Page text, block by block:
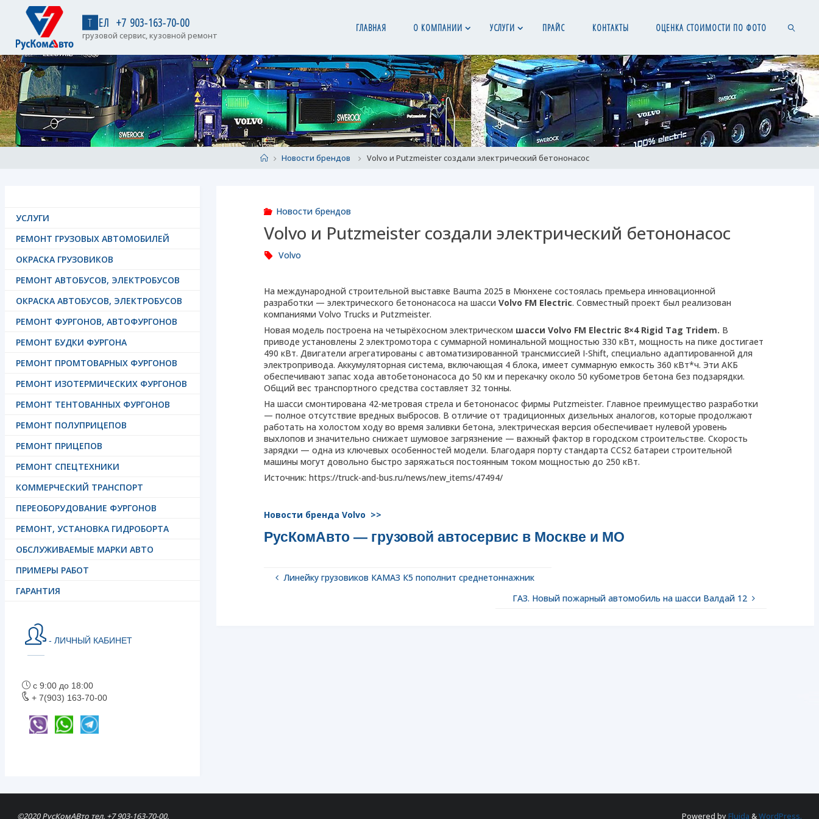
Т ЕЛ +7 903-163-70-00
грузовой сервис, кузовной ремонт
ГЛАВНАЯ О КОМПАНИИ УСЛУГИ ПРАЙС КОНТАКТЫ ОЦЕНКА СТОИМОСТИ ПО ФОТО
SEARCH
HomeНовости брендов Volvo и Putzmeister создали электрический бетононасос
Новости брендов
Volvo и Putzmeister создали электрический бетононасос
Volvo
На международной строительной выставке Bauma 2025 в Мюнхене состоялась премьера инновационной
разработки — электрического бетононасоса на шассиVolvo FM Electric. Совместный проект был реализован
компаниями Volvo Trucks и Putzmeister.
Новая модель построена на четырёхосном электрическом шасси Volvo FM Electric 8×4 Rigid Tag Tridem. В
приводе установлены 2 электромотора с суммарной номинальной мощностью 330 кВт, мощность на пике достигает
490 кВт. Двигатели агрегатированы с автоматизированной трансмиссией I-Shift, специально адаптированной для
электропривода. Аккумуляторная система, включающая 4 блока, имеет суммарную емкость 360 кВт*ч. Эти АКБ
обеспечивают запас хода автобетононасоса до 50 км и перекачку около 50 кубометров бетона без подзарядки.
Общий вес транспортного средства составляет 32 тонны.
На шасси смонтирована 42-метровая стрела и бетононасос фирмы Putzmeister. Главное преимущество разработки
— полное отсутствие вредных выбросов. В отличие от традиционных дизельных аналогов, которые продолжают
работать на холостом ходу во время заливки бетона, электрическая версия обеспечивает нулевой уровень
выхлопов и значительно снижает шумовое загрязнение — важный фактор в городском строительстве. Скорость
зарядки — одна из ключевых особенностей модели. Благодаря порту стандарта CCS2 батареи строительной
машины могут довольно быстро заряжаться постоянным током мощностью до 250 кВт.
Источник: https://truck-and-bus.ru/news/new_items/47494/
Новости бренда Volvo >>
РусКомАвто — грузовой автосервис в Москве и МО
Линейку грузовиков КАМАЗ К5 пополнит среднетоннажник
ГАЗ. Новый пожарный автомобиль на шасси Валдай 12
УСЛУГИ
РЕМОНТ ГРУЗОВЫХ АВТОМОБИЛЕЙ
ОКРАСКА ГРУЗОВИКОВ
РЕМОНТ АВТОБУСОВ, ЭЛЕКТРОБУСОВ
ОКРАСКА АВТОБУСОВ, ЭЛЕКТРОБУСОВ
РЕМОНТ ФУРГОНОВ, АВТОФУРГОНОВ
РЕМОНТ БУДКИ ФУРГОНА
РЕМОНТ ПРОМТОВАРНЫХ ФУРГОНОВ
РЕМОНТ ИЗОТЕРМИЧЕСКИХ ФУРГОНОВ
РЕМОНТ ТЕНТОВАННЫХ ФУРГОНОВ
РЕМОНТ ПОЛУПРИЦЕПОВ
РЕМОНТ ПРИЦЕПОВ
РЕМОНТ СПЕЦТЕХНИКИ
КОММЕРЧЕСКИЙ ТРАНСПОРТ
ПЕРЕОБОРУДОВАНИЕ ФУРГОНОВ
РЕМОНТ, УСТАНОВКА ГИДРОБОРТА
ОБСЛУЖИВАЕМЫЕ МАРКИ АВТО
ПРИМЕРЫ РАБОТ
ГАРАНТИЯ
- ЛИЧНЫЙ КАБИНЕТ
с 9:00 до 18:00
+ 7(903) 163-70-00
©2020 РусКомАВто тел. +7 903-163-70-00. Powered by Fluida &WordPress.